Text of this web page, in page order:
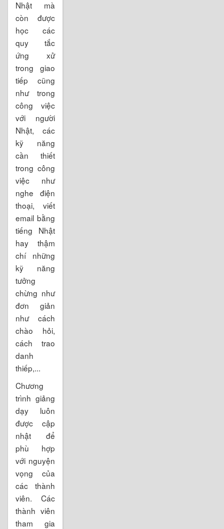
Nhật mà
còn được
học các
quy tắc
ứng xử
trong giao
tiếp cũng
như trong
công việc
với người
Nhật, các
kỹ năng
cần thiết
trong công
việc như
nghe điện
thoại, viết
email bằng
tiếng Nhật
hay thậm
chí những
kỹ năng
tưởng
chừng như
đơn giản
như cách
chào hỏi,
cách trao
danh
thiếp,...
Chương
trình giảng
dạy luôn
được cập
nhật để
phù hợp
với nguyện
vọng của
các thành
viên. Các
thành viên
tham gia